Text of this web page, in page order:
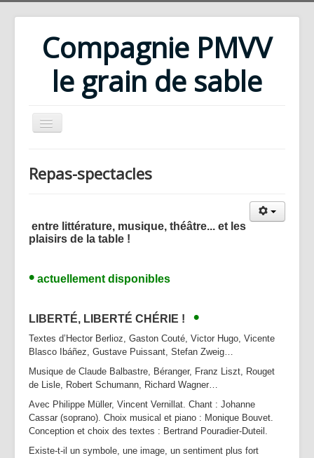
Compagnie PMVV
le grain de sable
Compagnie
Rencontres d'été
Bibliothèque
Partenaires | Liens
Presse | Archives
Contact
Repas-spectacles
entre littérature, musique, théâtre... et les
plaisirs de la table !
• actuellement disponibles
LIBERTÉ, LIBERTÉ CHÉRIE ! •
Textes d’Hector Berlioz, Gaston Couté, Victor Hugo, Vicente
Blasco Ibáñez, Gustave Puissant, Stefan Zweig…
Musique de Claude Balbastre, Béranger, Franz Liszt, Rouget
de Lisle, Robert Schumann, Richard Wagner…
Avec Philippe Müller, Vincent Vernillat. Chant : Johanne
Cassar (soprano). Choix musical et piano : Monique Bouvet.
Conception et choix des textes : Bertrand Pouradier-Duteil.
Existe-t-il un symbole, une image, un sentiment plus fort